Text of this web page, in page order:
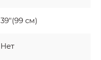
39"(99 см)
Нет